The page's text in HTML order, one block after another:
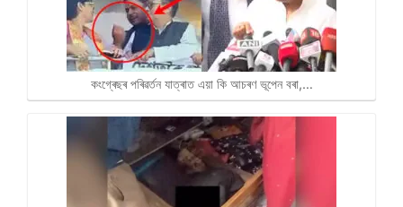
কংগ্ৰেছৰ পৰিৱৰ্তন যাত্ৰাত এয়া কি আচৰণ ভূপেন বৰা,…